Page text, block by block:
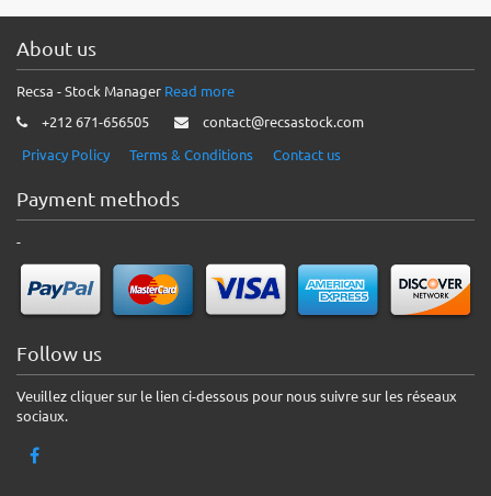
About us
Recsa - Stock Manager Read more
+212 671-656505
contact@recsastock.com
Privacy Policy
Terms & Conditions Contact us
Payment methods
-
Follow us
Veuillez cliquer sur le lien ci-dessous pour nous suivre sur les réseaux
sociaux.